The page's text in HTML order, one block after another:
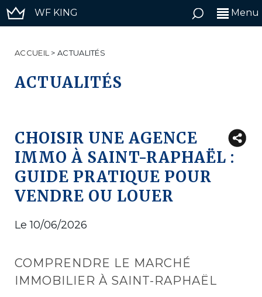
WF KING Menu
ACCUEIL >ACTUALITÉS
ACTUALITÉS
CHOISIR UNE AGENCE
IMMO À SAINT-RAPHAËL :
GUIDE PRATIQUE POUR
VENDRE OU LOUER
Le 10/06/2026
COMPRENDRE LE MARCHÉ
IMMOBILIER À SAINT-RAPHAËL